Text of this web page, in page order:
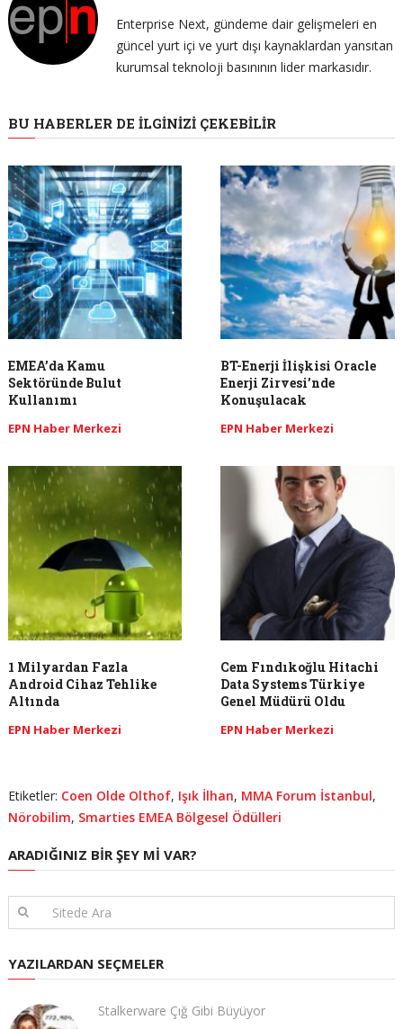
Enterprise Next, gündeme dair gelişmeleri en
güncel yurt içi ve yurt dışı kaynaklardan yansıtan
kurumsal teknoloji basınının lider markasıdır.
BU HABERLER DE İLGINIZI ÇEKEBILIR
EMEA’da Kamu
Sektöründe Bulut
Kullanımı
EPN Haber Merkezi
BT-Enerji İlişkisi Oracle
Enerji Zirvesi’nde
Konuşulacak
EPN Haber Merkezi
1 Milyardan Fazla
Android Cihaz Tehlike
Altında
EPN Haber Merkezi
Cem Fındıkoğlu Hitachi
Data Systems Türkiye
Genel Müdürü Oldu
EPN Haber Merkezi
Etiketler: Coen Olde Olthof, Işık İlhan, MMA Forum İstanbul,
Nörobilim, Smarties EMEA Bölgesel Ödülleri
ARADIĞINIZ BIR ŞEY MI VAR?
YAZILARDAN SEÇMELER
Stalkerware Çığ Gibi Büyüyor